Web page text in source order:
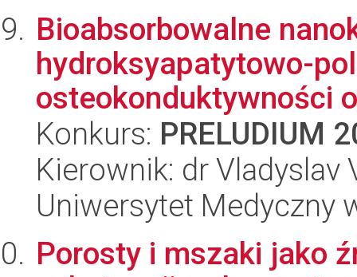
Bioabsorbowalne
hydroksyapatytowo-
osteokonduktywności
Konkurs: PRELUDIUM
Kierownik: dr Vladyslav
Uniwersytet Medyczny
Porosty i mszaki jako